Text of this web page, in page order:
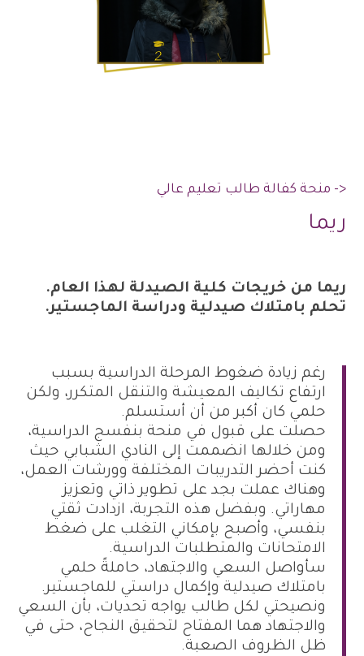
<- منحة كفالة طالب تعليم عالي
ريما
ريما من خريجات كلية الصيدلة لهذا العام.
تحلم بامتلاك صيدلية ودراسة الماجستير.
رغم زيادة ضغوط المرحلة الدراسية بسبب
ارتفاع تكاليف المعيشة والتنقل المتكرر، ولكن
حلمي كان أكبر من أن أستسلم.
حصلت على قبول في منحة بنفسج الدراسية،
ومن خلالها انضممت إلى النادي الشبابي حيث
كنت أحضر التدريبات المختلفة وورشات العمل،
وهناك عملت بجد على تطوير ذاتي وتعزيز
مهاراتي. وبفضل هذه التجربة، ازدادت ثقتي
بنفسي، وأصبح بإمكاني التغلب على ضغط
الامتحانات والمتطلبات الدراسية.
سأواصل السعي والاجتهاد، حاملةً حلمي
بامتلاك صيدلية وإكمال دراستي للماجستير.
ونصيحتي لكل طالب يواجه تحديات، بأن السعي
والاجتهاد هما المفتاح لتحقيق النجاح، حتى في
ظل الظروف الصعبة.